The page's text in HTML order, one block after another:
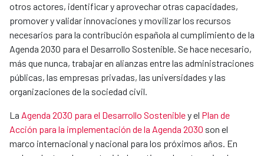
otros actores, identificar y aprovechar otras capacidades,
promover y validar innovaciones y movilizar los recursos
necesarios para la contribución española al cumplimiento de la
Agenda 2030 para el Desarrollo Sostenible. Se hace necesario,
más que nunca, trabajar en alianzas entre las administraciones
públicas, las empresas privadas, las universidades y las
organizaciones de la sociedad civil.
La Agenda 2030 para el Desarrollo Sostenibley el Plan de
Acción para la implementación de la Agenda 2030 son el
marco internacional y nacional para los próximos años. En